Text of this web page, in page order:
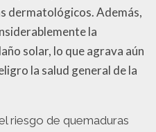
dermatológicos. Además,
la
solar, lo que agrava aún
la salud general de la
riesgo de quemaduras